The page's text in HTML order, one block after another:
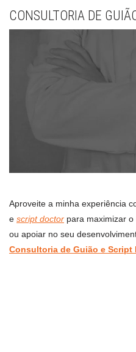
CONSULTORIA DE
Aproveite a minha experiência
e script doctor para maximizar
ou apoiar no seu
Consultoria de Guião e Script